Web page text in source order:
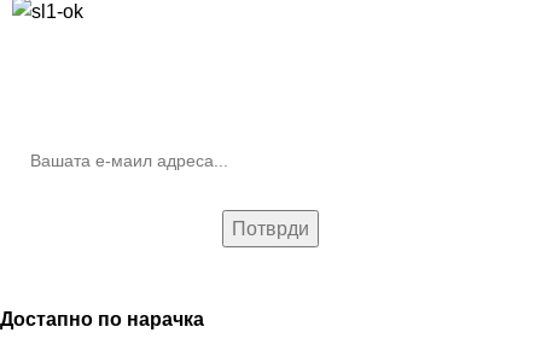
Достапно по нарачка